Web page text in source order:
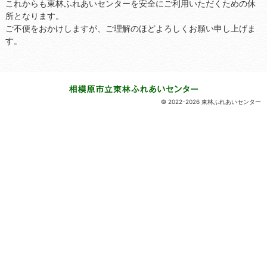
これからも東林ふれあいセンターを安全にご利用いただくための休
所となります。
ご不便をおかけしますが、ご理解のほどよろしくお願い申し上げま
す。
© 2022-2026 東林ふれあいセンター